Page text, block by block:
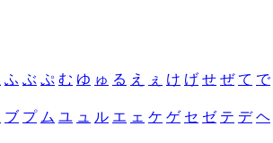
ふ ぶ ぷ む ゆ ゅ る え ぇ け げ せ ぜ て で
ブ プ ム ユ ュ ル エ ェ ケ ゲ セ ゼ テ デ ヘ